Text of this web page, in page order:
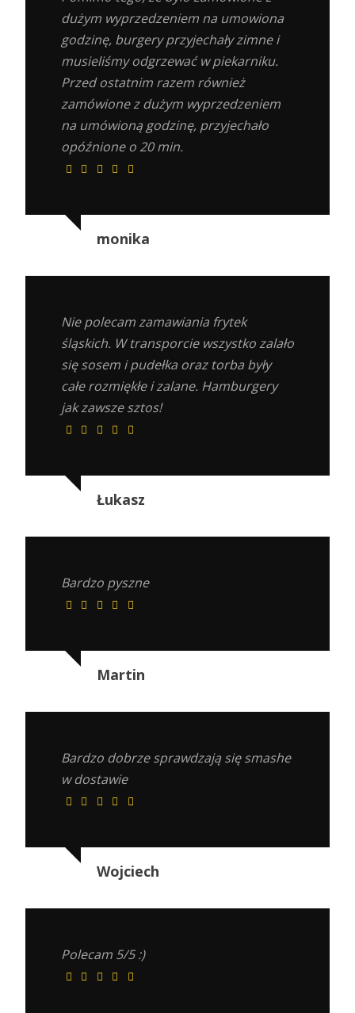
dużym wyprzedzeniem na umowiona
godzinę, burgery przyjechały zimne i
musieliśmy odgrzewać w piekarniku.
Przed ostatnim razem również
zamówione z dużym wyprzedzeniem
na umówioną godzinę, przyjechało
opóźnione o 20 min.
monika
Nie polecam zamawiania frytek
śląskich. W transporcie wszystko zalało
się sosem i pudełka oraz torba były
całe rozmiękłe i zalane. Hamburgery
jak zawsze sztos!
Łukasz
Bardzo pyszne
Martin
Bardzo dobrze sprawdzają się smashe
w dostawie
Wojciech
Polecam 5/5 :)